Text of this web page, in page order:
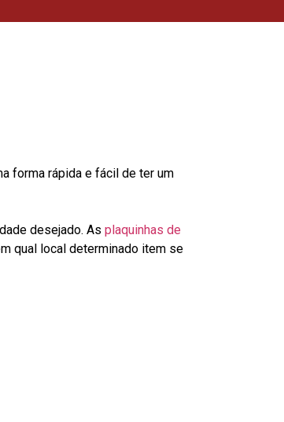
forma rápida e fácil de ter um
desejado. As plaquinhas de
qual local determinado item se